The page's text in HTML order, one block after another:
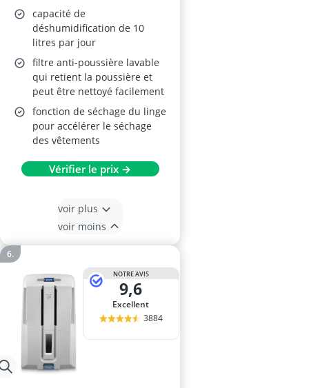
fonction séchage,
filtre anti-poussière,
double système
d’évacuation
capacité de
déshumidification de 10
litres par jour
filtre anti-poussière lavable
qui retient la poussière et
peut être nettoyé facilement
fonction de séchage du linge
pour accélérer le séchage
des vêtements
Vérifier le prix →
voir plus
voir moins
NOTRE AVIS
9,6
Excellent
3884